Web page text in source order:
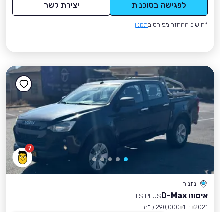
לפגישה בסוכנות יצירת קשר
*חישוב ההחזר מפורט בתקנון
7
נתניה
איסוזו D-Max
LS PLUS
2021 יד 1
290,000 ק״מ